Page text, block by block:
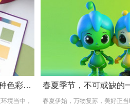
将NCS色彩系统带入室内的多种色彩搭配方案
境当中，
春夏季节，不可或缺的
春夏伊始，万物复苏，美好正当